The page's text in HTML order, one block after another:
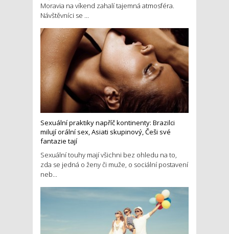
Moravia na víkend zahalí tajemná atmosféra.
Návštěvníci se ...
Sexuální praktiky napříč kontinenty: Brazilci
milují orální sex, Asiati skupinový, Češi své
fantazie tají
Sexuální touhy mají všichni bez ohledu na to,
zda se jedná o ženy či muže, o sociální postavení
neb...